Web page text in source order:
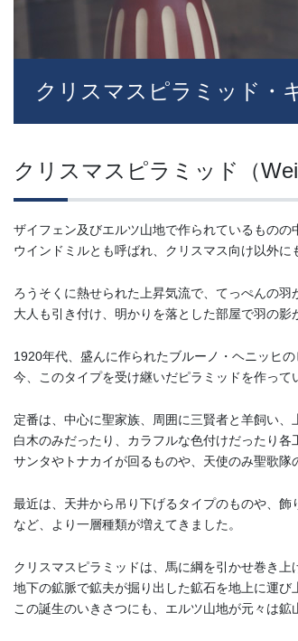
クリスマスピラミッド・
クリスマスピラミッド（
ザイフェン及びエルツ山地で作られているものの
ウインドミルとも呼ばれ、クリスマス向け以外
ろうそくに熱せられた上昇気流で、てっぺんの
大人も引き付け、明かりを落とした部屋で羽の影
1920年代、盛んに作られたブルーノ・ヘニッヒ
今、このタイプを受け継いだピラミッドを作っ
定番は、中心に聖家族、周囲に三賢者と羊飼い、
白木のみだったり、カラフルな色付けだったり各
サンタやトナカイが回るものや、天使のみ聖歌
最近は、天井から吊り下げるタイプのものや、
など、より一層種類が増えてきました。
クリスマスピラミッドは、馬に綱を引かせ巻き
地下の鉱脈で鉱夫が掘り出した鉱石を地上に運び
この誕生のいきさつにも、エルツ山地が元々は鉱